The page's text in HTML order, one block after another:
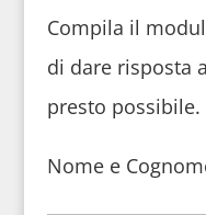
Compila il
di dare risposta
presto possibile.
Nome e